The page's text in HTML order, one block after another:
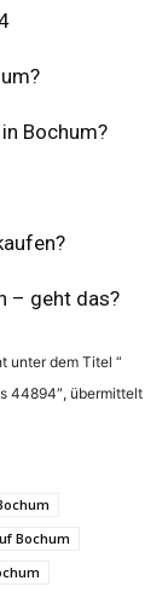
Bochum?
– geht das?
unter dem Titel “
44894″, übermittelt
Bochum